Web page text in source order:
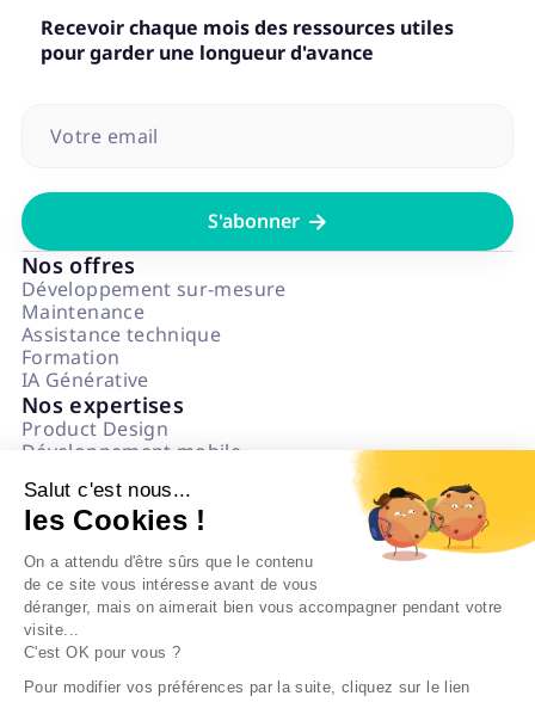
Salut c'est nous...
les Cookies !
On a attendu d'être sûrs que le contenu
de ce site vous intéresse avant de vous
déranger, mais on aimerait bien vous accompagner pendant votre
visite...
C'est OK pour vous ?
Pour modifier vos préférences par la suite, cliquez sur le lien
Recevoir chaque mois des ressources utiles
pour garder une longueur d'avance

Nos offres
Développement sur-mesure
Maintenance
Assistance technique
Formation
IA Générative
Nos expertises
Product Design
Développement mobile
Data & IA
Numérique Responsable
L'agence
Notre état d'esprit
Politique impact
On recrute
Nos références
Blog